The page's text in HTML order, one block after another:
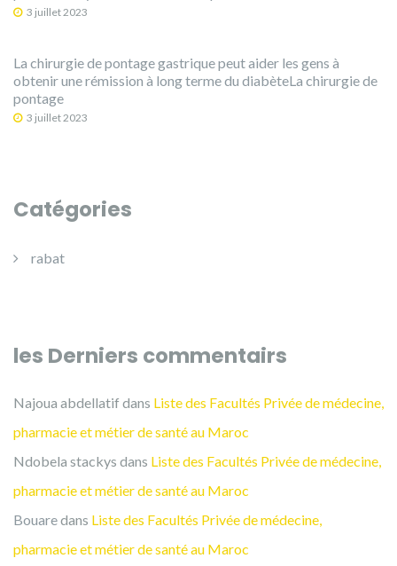
3 juillet 2023
La chirurgie de pontage gastrique peut aider les gens à
obtenir une rémission à long terme du diabèteLa chirurgie de
pontage
3 juillet 2023
Catégories
rabat
les Derniers commentairs
Najoua abdellatif dans Liste des Facultés Privée de médecine,
pharmacie et métier de santé au Maroc
Ndobela stackys dans Liste des Facultés Privée de médecine,
pharmacie et métier de santé au Maroc
Bouaredans Liste des Facultés Privée de médecine,
pharmacie et métier de santé au Maroc